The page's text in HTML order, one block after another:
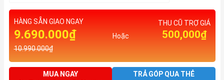
HÀNG SẴN GIAO NGAY
9.690.000₫
10.990.000₫
Hoặc
THU CŨ TRỢ GIÁ
500,000₫
MUA NGAY TRẢ GÓP QUA THẺ